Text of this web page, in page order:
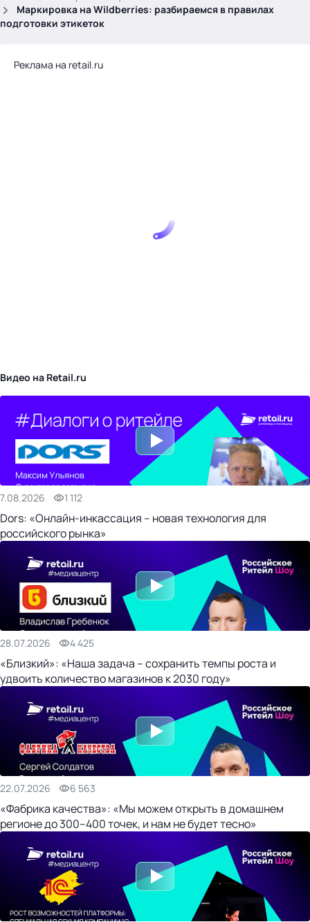
Маркировка на Wildberries: разбираемся в правилах
подготовки этикеток
Реклама на retail.ru
Видео на Retail.ru
7.08.2026 1 112
Dors: «Онлайн-инкассация – новая технология для
российского рынка»
28.07.2026 4 425
«Близкий»: «Наша задача – сохранить темпы роста и
удвоить количество магазинов к 2030 году»
22.07.2026 6 563
«Фабрика качества»: «Мы можем открыть в домашнем
регионе до 300–400 точек, и нам не будет тесно»